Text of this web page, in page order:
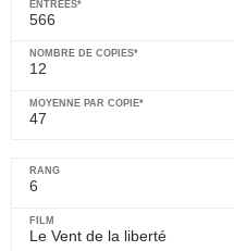
566
12
47
6
Le Vent de la liberté